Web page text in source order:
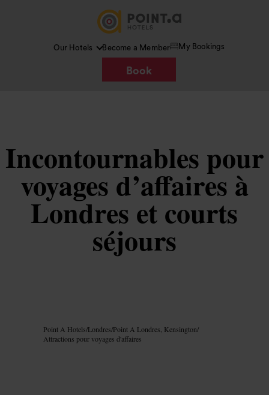
Our Hotels Become a Member My Bookings
Book
Incontournables pour
voyages d’affaires à
Londres et courts
séjours
Point A Hotels/Londres/Point A Londres, Kensington/
Attractions pour voyages d'affaires